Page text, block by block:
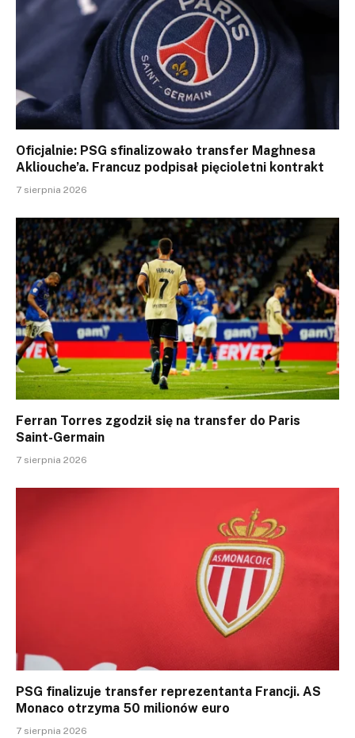
Oficjalnie: PSG sfinalizowało transfer Maghnesa
Akliouche’a. Francuz podpisał pięcioletni kontrakt
7 sierpnia 2026
Ferran Torres zgodził się na transfer do Paris
Saint-Germain
7 sierpnia 2026
PSG finalizuje transfer reprezentanta Francji. AS
Monaco otrzyma 50 milionów euro
7 sierpnia 2026